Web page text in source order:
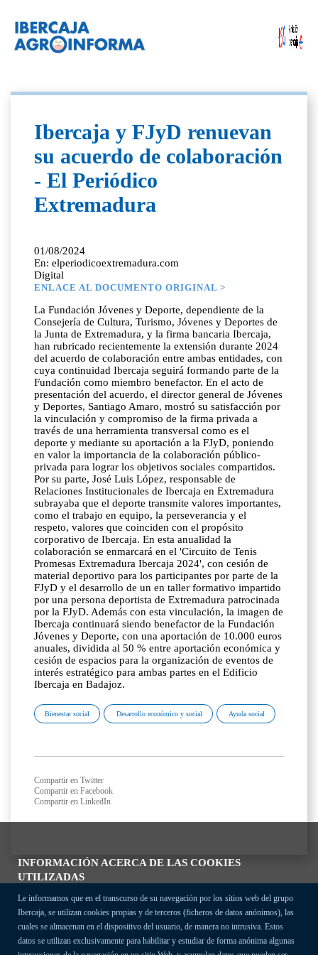
INFORMACIÓN ACERCA DE LAS COOKIES
UTILIZADAS
Le informamos que en el transcurso de su navegación por los sitios web del grupo
Ibercaja, se utilizan cookies propias y de terceros (ficheros de datos anónimos), las
cuales se almacenan en el dispositivo del usuario, de manera no intrusiva. Estos
datos se utilizan exclusivamente para habilitar y estudiar de forma anónima algunas
Ibercaja y FJyD renuevan
su acuerdo de colaboración
- El Periódico
Extremadura
01/08/2024
En: elperiodicoextremadura.com
Digital
ENLACE AL DOCUMENTO ORIGINAL >
La Fundación Jóvenes y Deporte, dependiente de la
Consejería de Cultura, Turismo, Jóvenes y Deportes de
la Junta de Extremadura, y la firma bancaria Ibercaja,
han rubricado recientemente la extensión durante 2024
del acuerdo de colaboración entre ambas entidades, con
cuya continuidad Ibercaja seguirá formando parte de la
Fundación como miembro benefactor. En el acto de
presentación del acuerdo, el director general de Jóvenes
y Deportes, Santiago Amaro, mostró su satisfacción por
la vinculación y compromiso de la firma privada a
través de una herramienta transversal como es el
deporte y mediante su aportación a la FJyD, poniendo
en valor la importancia de la colaboración público-
privada para lograr los objetivos sociales compartidos.
Por su parte, José Luis López, responsable de
Relaciones Institucionales de Ibercaja en Extremadura
subrayaba que el deporte transmite valores importantes,
como el trabajo en equipo, la perseverancia y el
respeto, valores que coinciden con el propósito
corporativo de Ibercaja. En esta anualidad la
colaboración se enmarcará en el 'Circuito de Tenis
Promesas Extremadura Ibercaja 2024', con cesión de
material deportivo para los participantes por parte de la
FJyD y el desarrollo de un en taller formativo impartido
por una persona deportista de Extremadura patrocinada
por la FJyD. Además con esta vinculación, la imagen de
Ibercaja continuará siendo benefactor de la Fundación
Jóvenes y Deporte, con una aportación de 10.000 euros
anuales, dividida al 50 % entre aportación económica y
cesión de espacios para la organización de eventos de
interés estratégico para ambas partes en el Edificio
Ibercaja en Badajoz.
Bienestar social Desarrollo económico y social Ayuda social
Compartir en Twitter
Compartir en Facebook
Compartir en LinkedIn